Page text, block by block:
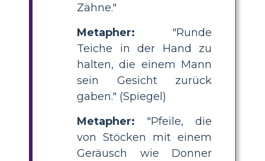
Zähne."
Metapher: "Runde
Teiche in der Hand zu
halten, die einem Mann
sein Gesicht zurück
gaben." (Spiegel)
Metapher: "Pfeile, die
von Stöcken mit einem
Geräusch wie Donner